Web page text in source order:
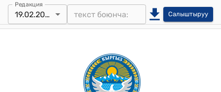
Редакция
19.02.2024 Салыштыруу